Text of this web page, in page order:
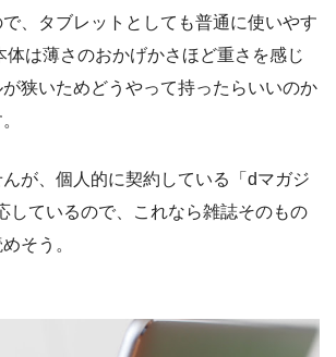
、タブレットとしても普通に使いやす
体は薄さのおかげかさほど重さを感じ
狭いためどうやって持ったらいいのか
が、個人的に契約している「dマガジ
しているので、これなら雑誌そのもの
そう。